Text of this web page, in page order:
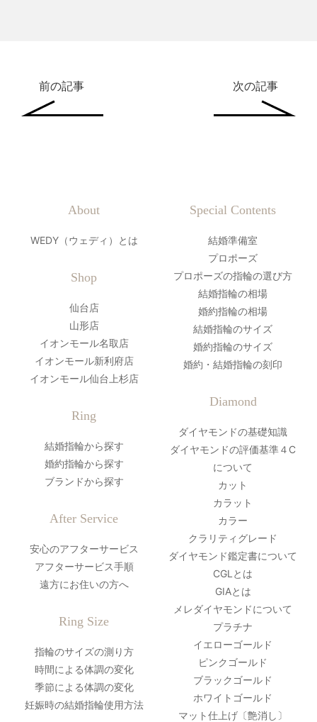
前の記事 次の記事
About
WEDY（ウェディ）とは
Shop
仙台店
山形店
イオンモール名取店
イオンモール新利府店
イオンモール仙台上杉店
Ring
結婚指輪から探す
婚約指輪から探す
ブランドから探す
After Service
安心のアフターサービス
アフターサービス手順
遠方にお住いの方へ
Ring Size
指輪のサイズの測り方
時間による体調の変化
季節による体調の変化
妊娠時の結婚指輪使用方法
Special Contents
結婚準備室
プロポーズ
プロポーズの指輪の選び方
結婚指輪の相場
婚約指輪の相場
結婚指輪のサイズ
婚約指輪のサイズ
婚約・結婚指輪の刻印
Diamond
ダイヤモンドの基礎知識
ダイヤモンドの評価基準４C
について
カット
カラット
カラー
クラリティグレード
ダイヤモンド鑑定書について
CGLとは
GIAとは
メレダイヤモンドについて
プラチナ
イエローゴールド
ピンクゴールド
ブラックゴールド
ホワイトゴールド
マット仕上げ〔艶消し〕